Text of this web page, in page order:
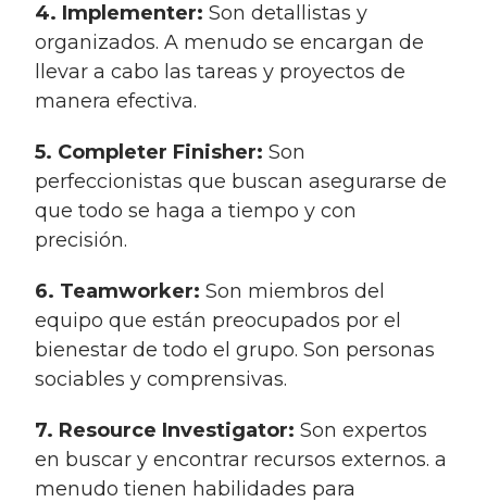
4. Implementer: Son detallistas y
organizados. A menudo se encargan de
llevar a cabo las tareas y proyectos de
manera efectiva.
5. Completer Finisher: Son
perfeccionistas que buscan asegurarse de
que todo se haga a tiempo y con
precisión.
6. Teamworker: Son miembros del
equipo que están preocupados por el
bienestar de todo el grupo. Son personas
sociables y comprensivas.
7. Resource Investigator: Son expertos
en buscar y encontrar recursos externos. a
menudo tienen habilidades para